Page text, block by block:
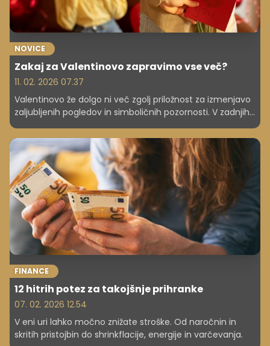
NOVICE
Zakaj za Valentinovo zapravimo vse več?
11. 02. 2026 07.37
Valentinovo že dolgo ni več zgolj priložnost za izmenjavo
zaljubljenih pogledov in simboličnih pozornosti. V zadnjih
potrošniški dogodek, ki trgovcem vsako leto prinese
milijardne prihodke. Kaj kupujemo Slovenci?
FINANCE
12 hitrih potez za takojšnje prihranke
07. 02. 2026 12.54
V eni uri lahko močno znižate stroške. Od naročnin in
skritih pristojbin do shrinkflacije, energije in varčevanja.